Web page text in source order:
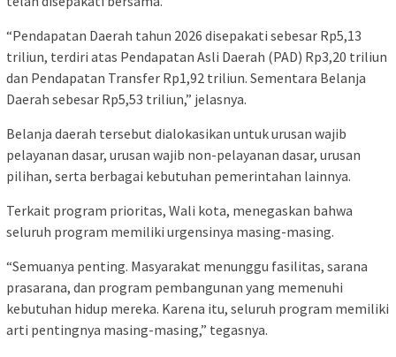
“Pendapatan Daerah tahun 2026 disepakati sebesar Rp5,13
triliun, terdiri atas Pendapatan Asli Daerah (PAD) Rp3,20 triliun
dan Pendapatan Transfer Rp1,92 triliun. Sementara Belanja
Daerah sebesar Rp5,53 triliun,” jelasnya.
Belanja daerah tersebut dialokasikan untuk urusan wajib
pelayanan dasar, urusan wajib non-pelayanan dasar, urusan
pilihan, serta berbagai kebutuhan pemerintahan lainnya.
Terkait program prioritas, Wali kota, menegaskan bahwa
seluruh program memiliki urgensinya masing-masing.
“Semuanya penting. Masyarakat menunggu fasilitas, sarana
prasarana, dan program pembangunan yang memenuhi
kebutuhan hidup mereka. Karena itu, seluruh program memiliki
arti pentingnya masing-masing,” tegasnya.